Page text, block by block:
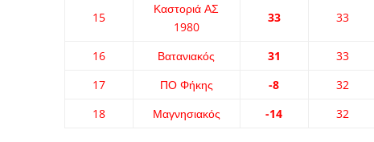
15
Καστοριά ΑΣ
1980
33 33
16 Βατανιακός 31 33
17
ΠΟ Φήκης -8 32
18
Μαγνησιακός -14 32